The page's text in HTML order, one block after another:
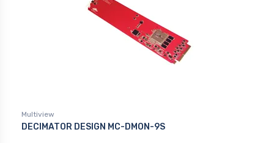
Multiview
DECIMATOR DESIGN MC-DMON-9S